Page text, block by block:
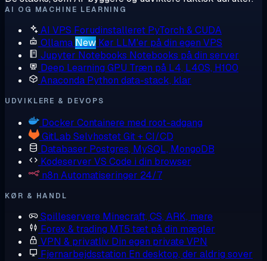
AI OG MACHINE LEARNING
AI VPS Forudinstalleret PyTorch & CUDA
Ollama New Kør LLM'er på din egen VPS
Jupyter Notebooks Notebooks på din server
Deep Learning GPU Træn på L4, L40S, H100
Anaconda Python data-stack, klar
UDVIKLERE & DEVOPS
Docker Containere med root-adgang
GitLab Selvhostet Git + CI/CD
Databaser Postgres, MySQL, MongoDB
Kodeserver VS Code i din browser
n8n Automatiseringer 24/7
KØR & HANDL
Spilleservere Minecraft, CS, ARK, mere
Forex & trading MT5 tæt på din mægler
VPN & privatliv Din egen private VPN
Fjernarbejdsstation En desktop, der aldrig sover